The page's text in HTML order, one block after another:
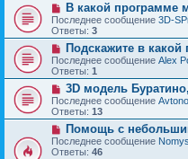
В какой программе
Последнее сообщение 3D-
Ответы: 3
Подскажите в
Последнее сообщение Alex
Ответы: 1
3D модель
Последнее сообщение
Ответы: 13
Помощь с
Последнее сообщение Nomys
Ответы: 46